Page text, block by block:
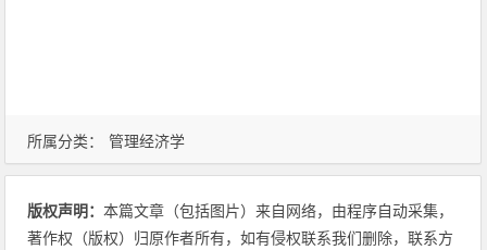
所属分类： 管理经济学
版权声明：本篇文章（包括图片）来自网络，由程序自动采集，
著作权（版权）归原作者所有，如有侵权联系我们删除，联系方